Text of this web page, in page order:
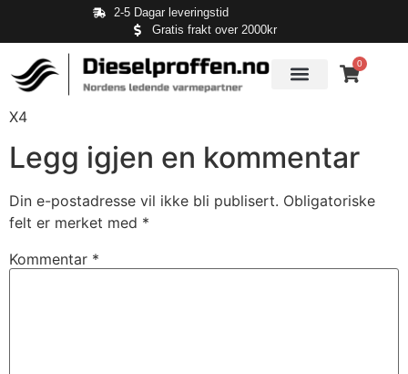
2-5 Dagar leveringstid
Gratis frakt over 2000kr
0
X4
Legg igjen en kommentar
Din e-postadresse vil ikke bli publisert. Obligatoriske
felt er merket med *
Kommentar *